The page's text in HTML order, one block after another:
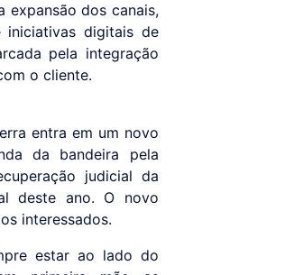
dos canais,
digitais de
pela integração
o cliente.
entra em um novo
da bandeira pela
judicial da
deste ano. O novo
interessados.
estar ao lado do